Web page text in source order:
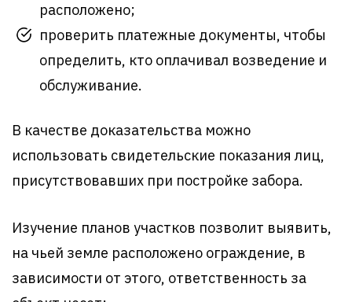
расположено;
проверить платежные документы, чтобы
определить, кто оплачивал возведение и
обслуживание.
В качестве доказательства можно
использовать свидетельские показания лиц,
присутствовавших при постройке забора.
Изучение планов участков позволит выявить,
на чьей земле расположено ограждение, в
зависимости от этого, ответственность за